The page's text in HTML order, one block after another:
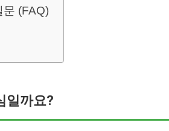
(FAQ)
일까요?